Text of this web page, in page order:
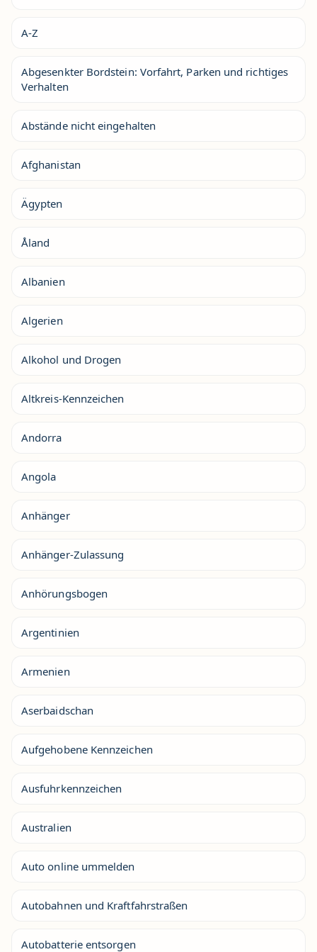
A-Z
Abgesenkter Bordstein: Vorfahrt, Parken und richtiges
Verhalten
Abstände nicht eingehalten
Afghanistan
Ägypten
Åland
Albanien
Algerien
Alkohol und Drogen
Altkreis-Kennzeichen
Andorra
Angola
Anhänger
Anhänger-Zulassung
Anhörungsbogen
Argentinien
Armenien
Aserbaidschan
Aufgehobene Kennzeichen
Ausfuhrkennzeichen
Australien
Auto online ummelden
Autobahnen und Kraftfahrstraßen
Autobatterie entsorgen